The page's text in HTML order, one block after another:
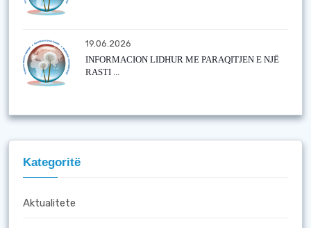
19.06.2026
INFORMACION LIDHUR ME PARAQITJEN E NJË
RASTI ...
Kategoritë
Aktualitete